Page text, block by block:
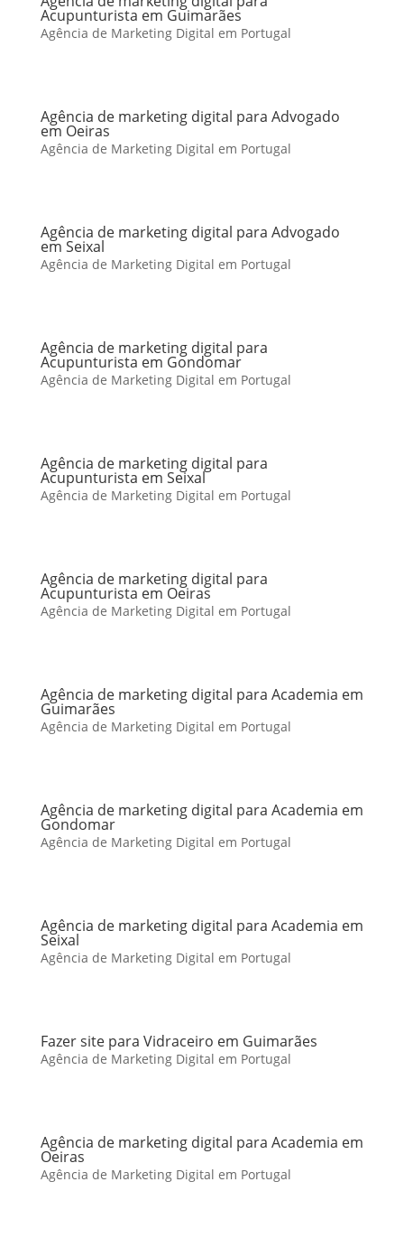
Acupunturista em Guimarães
Agência de Marketing Digital em Portugal
Agência de marketing digital para Advogado
em Oeiras
Agência de Marketing Digital em Portugal
Agência de marketing digital para Advogado
em Seixal
Agência de Marketing Digital em Portugal
Agência de marketing digital para
Acupunturista em Gondomar
Agência de Marketing Digital em Portugal
Agência de marketing digital para
Acupunturista em Seixal
Agência de Marketing Digital em Portugal
Agência de marketing digital para
Acupunturista em Oeiras
Agência de Marketing Digital em Portugal
Agência de marketing digital para Academia em
Guimarães
Agência de Marketing Digital em Portugal
Agência de marketing digital para Academia em
Gondomar
Agência de Marketing Digital em Portugal
Agência de marketing digital para Academia em
Seixal
Agência de Marketing Digital em Portugal
Fazer site para Vidraceiro em Guimarães
Agência de Marketing Digital em Portugal
Agência de marketing digital para Academia em
Oeiras
Agência de Marketing Digital em Portugal